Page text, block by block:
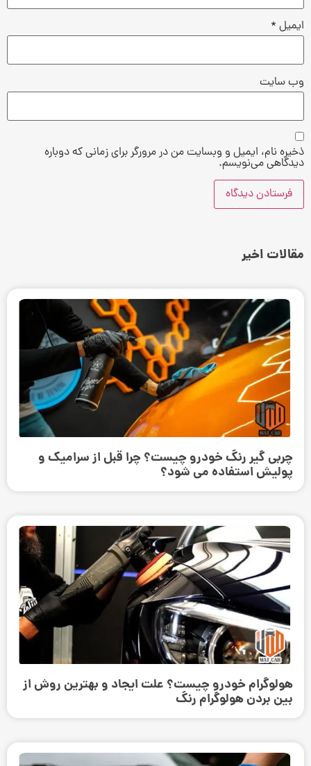
ایمیل *
وب‌ سایت
ذخیره نام، ایمیل و وبسایت من در مرورگر برای زمانی که دوباره
دیدگاهی می‌نویسم.
مقالات اخیر
چربی گیر رنگ خودرو چیست؟ چرا قبل از سرامیک و
پولیش استفاده می ‌شود؟
هولوگرام خودرو چیست؟ علت ایجاد و بهترین روش از
بین بردن هولوگرام رنگ